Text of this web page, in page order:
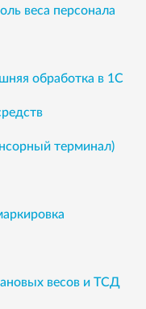
веса персонала
обработка в 1С
терминал)
весов и ТСД